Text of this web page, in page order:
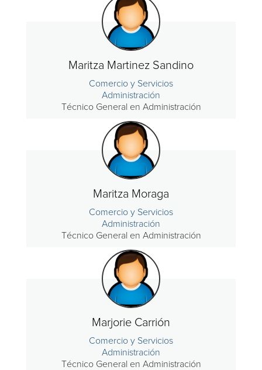
Maritza Martinez Sandino
Comercio y Servicios
Administración
Técnico General en Administración
Maritza Moraga
Comercio y Servicios
Administración
Técnico General en Administración
Marjorie Carrión
Comercio y Servicios
Administración
Técnico General en Administración